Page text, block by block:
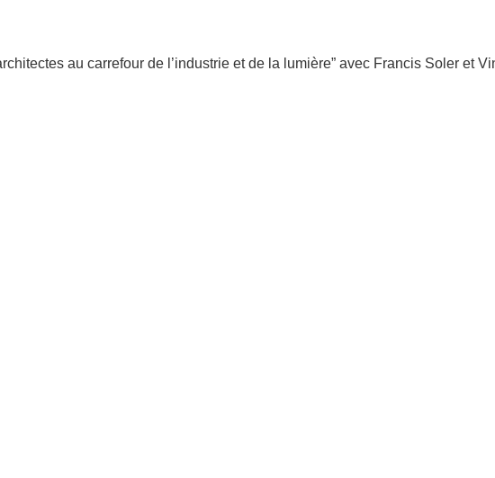
au carrefour de l’industrie et de la lumière” avec Francis Soler et